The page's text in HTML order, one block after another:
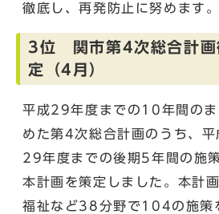
徹底し、再発防止に努めます。
3位 関市第4次総合計画
定（4月）
平成29年度までの10年間のま
めた第4次総合計画のうち、
29年度までの後期5年間の施
本計画を策定しました。本計
福祉など38分野で104の施策